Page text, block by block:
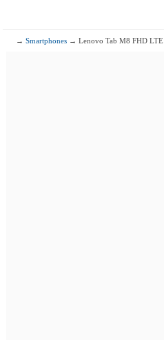
→Smartphones → Lenovo Tab M8 FHD LTE